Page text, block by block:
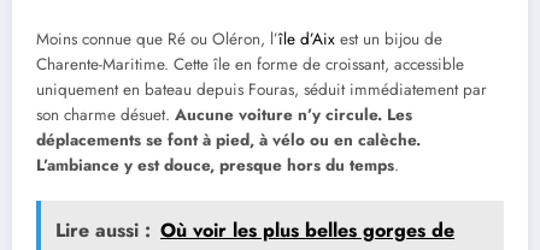
Moins connue que Ré ou Oléron, l’île d’Aix est un bijou de
Charente-Maritime. Cette île en forme de croissant, accessible
uniquement en bateau depuis Fouras, séduit immédiatement par
son charme désuet. Aucune voiture n’y circule. Les
déplacements se font à pied, à vélo ou en calèche.
L’ambiance y est douce, presque hors du temps.
Lire aussi : Où voir les plus belles gorges de